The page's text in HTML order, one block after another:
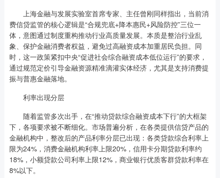
上海金融与发展实验室首席专家、主任曾刚同样指出，当前消
费信贷监管的核心逻辑是“合规兜底+降本惠民+风险防控”三位一
体，意图通过制度重构推动行业高质量发展。本质是整治行业乱
象、保护金融消费者权益，避免过高融资成本加重居民负担。同
时，这一政策紧扣中央“促进社会综合融资成本低位运行”的要求，
通过规范定价引导金融资源精准滴灌实体经济，尤其是支持消费提
振与普惠金融落地。
利率出现分层
随着监管多次出手，在“推动贷款综合融资成本下行”的大框架
下，各项要求被不断细化。市场普遍分析，在各类提供信贷产品的
金融机构中，整改后的产品利率分层已出现：各类贷款综合利率上
限为24%，消费金融机构利率上限20%，信用卡分期贷款利率约
18%，小额贷款公司利率上限12%，商业银行优质客群贷款利率在
8%以下。